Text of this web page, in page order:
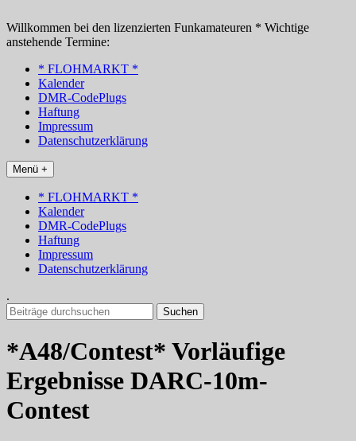
Inhalt
springen
Willkommen bei den lizenzierten Funkamateuren * Wichtige
anstehende Termine:
* FLOHMARKT *
Kalender
DMR-CodePlugs
Haftung
Impressum
Datenschutzerklärung
Menü +
* FLOHMARKT *
Kalender
DMR-CodePlugs
Haftung
Impressum
Datenschutzerklärung
.
Suchen
nach:
*A48/Contest* Vorläufige
Ergebnisse DARC-10m-
Contest